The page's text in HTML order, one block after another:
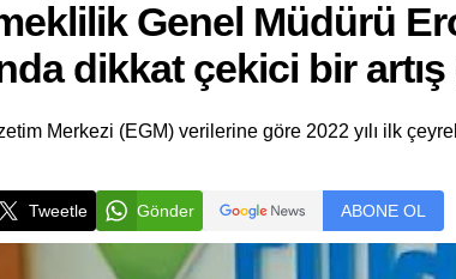
Genel Müdürü
dikkat çekici bir
Merkezi (EGM) verilerine göre 2022 yılı ilk
Tweetle Gönder ABONE OL